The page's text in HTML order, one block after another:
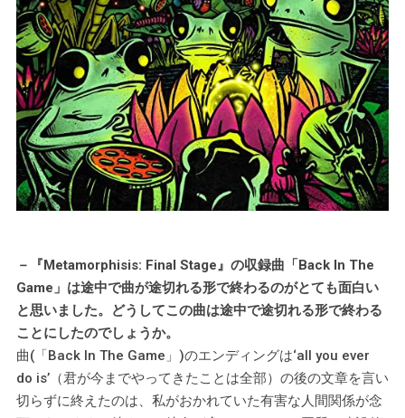
－『Metamorphisis: Final Stage』の収録曲「Back In The
Game」は途中で曲が途切れる形で終わるのがとても面白い
と思いました。どうしてこの曲は途中で途切れる形で終わる
ことにしたのでしょうか。
曲(「Back In The Game」)のエンディングは‘all you ever
do is’（君が今までやってきたことは全部）の後の文章を言い
切らずに終えたのは、私がおかれていた有害な人間関係が念